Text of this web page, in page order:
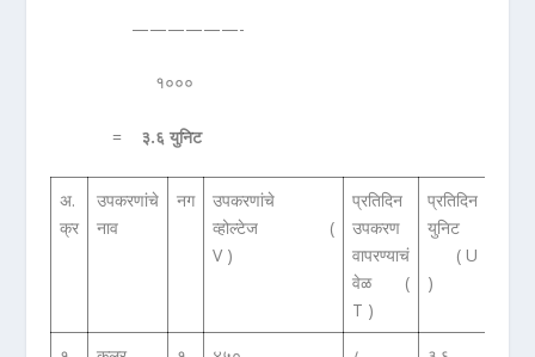
——————-
१०००
= ३.६ युनिट
अ.
क्र
उपकरणांचे
नाव
नग
उपकरणांचे
व्होल्टेज (
V )
प्रतिदिन
उपकरण
वापरण्याचं
वेळ (
T )
प्रतिदिन
युनिट
( U
)